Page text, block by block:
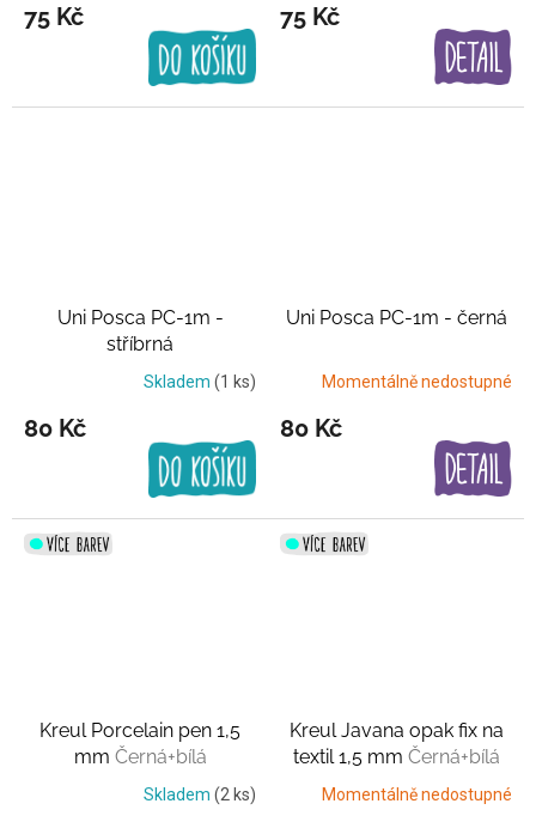
75 Kč 75 Kč
Uni Posca PC-1m -
stříbrná
Skladem (1 ks)
80 Kč
Uni Posca PC-1m - černá
Momentálně nedostupné
80 Kč
Kreul Porcelain pen 1,5
mm Černá+bílá
Skladem (2 ks)
Kreul Javana opak fix na
textil 1,5 mm Černá+bílá
Momentálně nedostupné